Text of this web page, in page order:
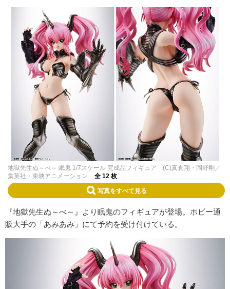
地獄先生ぬ～べ～ 眠鬼 1/7スケール 完成品フィギュア (C)真倉翔・岡野剛／
集英社・東映アニメーション
全 12 枚
写真をすべて見る
『地獄先生ぬ～べ～』より眠鬼のフィギュアが登場。ホビー通
販大手の「あみあみ」にて予約を受け付けている。